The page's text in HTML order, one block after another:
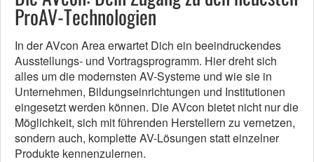
ProAV-Technologien
In der AVcon Area erwartet Dich ein beeindruckendes
Ausstellungs- und Vortragsprogramm. Hier dreht sich
alles um die modernsten AV-Systeme und wie sie in
Unternehmen, Bildungseinrichtungen und Institutionen
eingesetzt werden können. Die AVcon bietet nicht nur die
Möglichkeit, sich mit führenden Herstellern zu vernetzen,
sondern auch, komplette AV-Lösungen statt einzelner
Produkte kennenzulernen.